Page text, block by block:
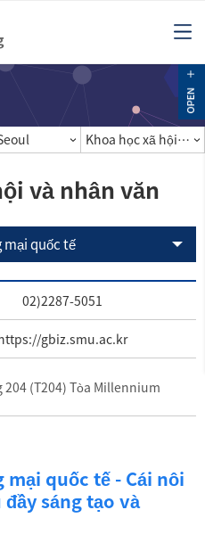
Khoa học xã hội và nhân văn
và nhân văn
quốc tế
02)2287-5051
gbiz.smu.ac.kr
204 (T204) Tòa Millennium
quốc tế - Cái nôi
sáng tạo và